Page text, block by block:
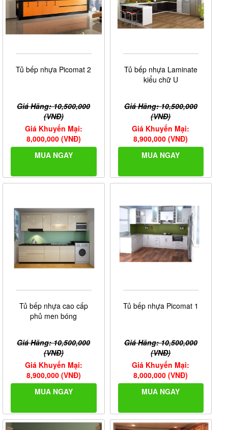
Tủ bếp nhựa Picomat 2
Giá Hãng: 10,500,000
(VNĐ)
Giá Khuyến Mại:
8,000,000 (VNĐ)
MUA NGAY
Tủ bếp nhựa Laminate
kiểu chữ U
Giá Hãng: 10,500,000
(VNĐ)
Giá Khuyến Mại:
8,900,000 (VNĐ)
MUA NGAY
Tủ bếp nhựa cao cấp
phủ men bóng
Giá Hãng: 10,500,000
(VNĐ)
Giá Khuyến Mại:
8,900,000 (VNĐ)
MUA NGAY
Tủ bếp nhựa Picomat 1
Giá Hãng: 10,500,000
(VNĐ)
Giá Khuyến Mại:
8,000,000 (VNĐ)
MUA NGAY